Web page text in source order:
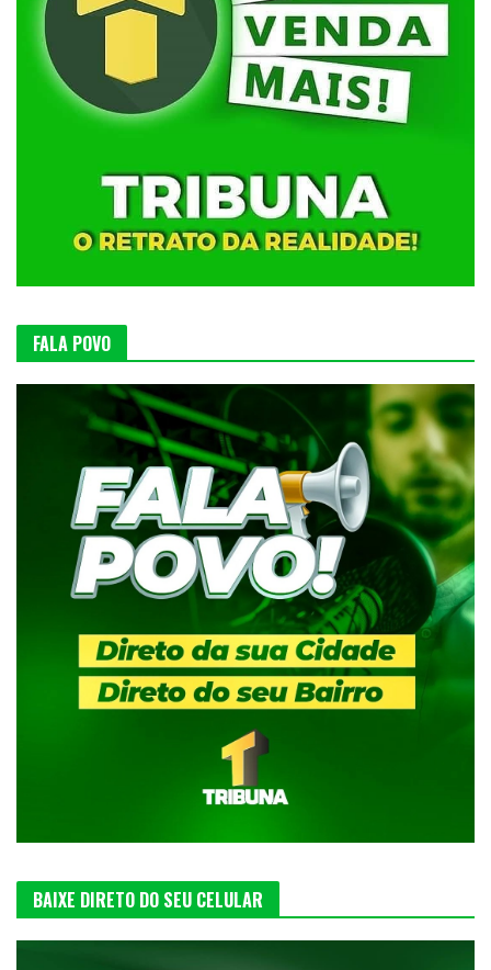
FALA POVO
BAIXE DIRETO DO SEU CELULAR